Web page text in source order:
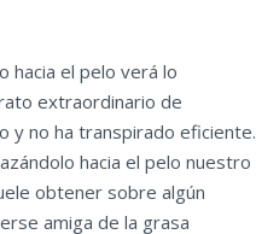
hacia el pelo verá lo
extraordinario de
y no ha transpirado eficiente.
hacia el pelo nuestro
obtener sobre algún
amiga de la grasa